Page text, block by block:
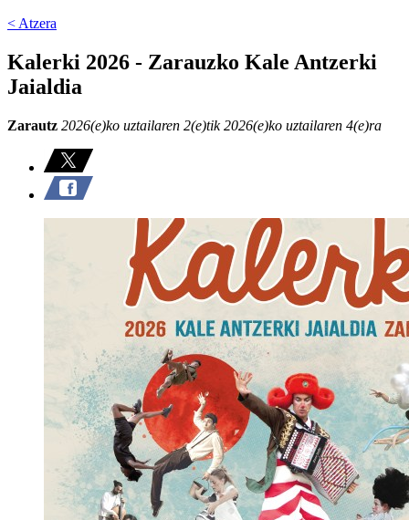
< Atzera
Kalerki 2026 - Zarauzko Kale Antzerki
Jaialdia
Zarautz 2026(e)ko uztailaren 2(e)tik 2026(e)ko uztailaren 4(e)ra